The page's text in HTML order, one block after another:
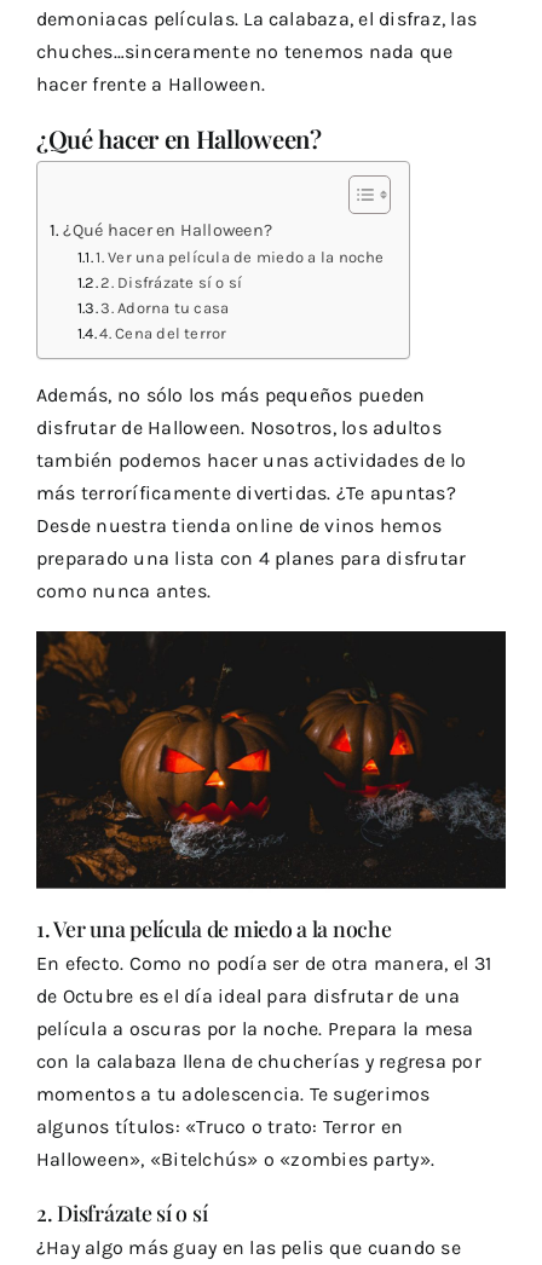
demoniacas películas. La calabaza, el disfraz, las
chuches…sinceramente no tenemos nada que
hacer frente a Halloween.
¿Qué hacer en Halloween?
¿Qué hacer en Halloween?
1. Ver una película de miedo a la noche
2. Disfrázate sí o sí
3. Adorna tu casa
4. Cena del terror
Además, no sólo los más pequeños pueden
disfrutar de Halloween. Nosotros, los adultos
también podemos hacer unas actividades de lo
más terroríficamente divertidas. ¿Te apuntas?
Desde nuestratienda online de vinos hemos
preparado una lista con 4 planes para disfrutar
como nunca antes.
1. Ver una película de miedo a la noche
En efecto. Como no podía ser de otra manera, el 31
de Octubre es el día ideal para disfrutar de una
película a oscuras por la noche. Prepara la mesa
con la calabaza llena de chucherías y regresa por
momentos a tu adolescencia. Te sugerimos
algunos títulos: «Truco o trato: Terror en
Halloween», «Bitelchús» o «zombies party».
2. Disfrázate sí o sí
¿Hay algo más guay en las pelis que cuando se